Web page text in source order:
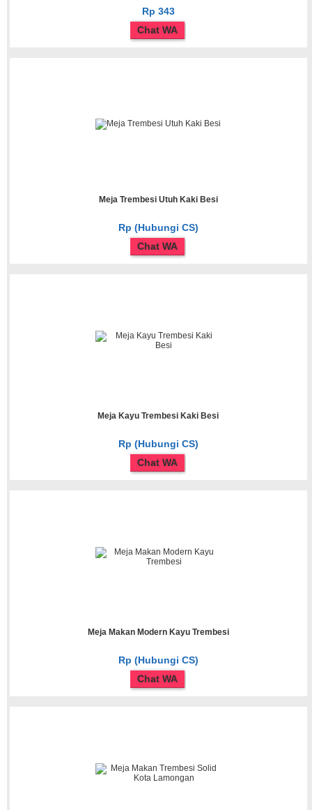
Rp 343
Chat WA
Meja Trembesi Utuh Kaki Besi
Rp (Hubungi CS)
Chat WA
Meja Kayu Trembesi Kaki Besi
Rp (Hubungi CS)
Chat WA
Meja Makan Modern Kayu Trembesi
Rp (Hubungi CS)
Chat WA